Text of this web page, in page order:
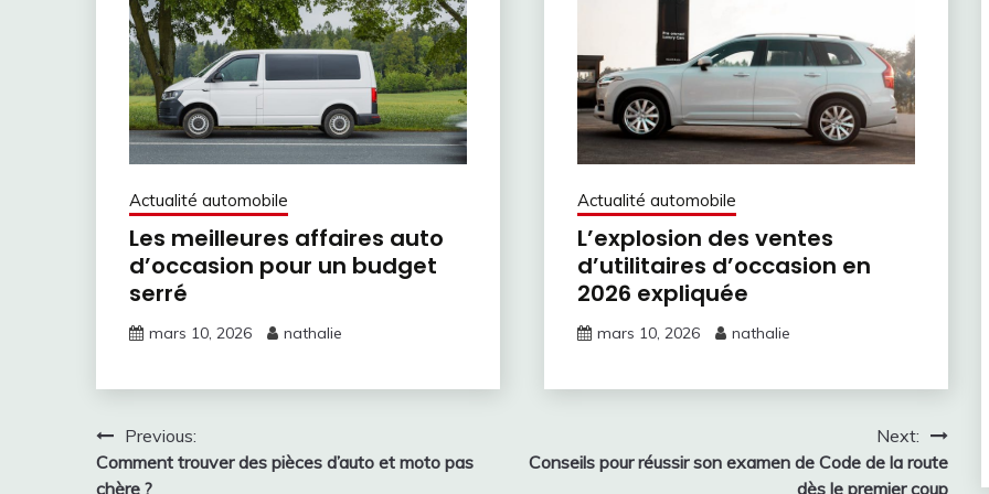
Actualité automobile
Les meilleures affaires auto
d’occasion pour un budget
serré
mars 10, 2026 nathalie
Actualité automobile
L’explosion des ventes
d’utilitaires d’occasion en
2026 expliquée
mars 10, 2026 nathalie
Navigation
de
Previous:
Comment trouver des pièces d’auto et moto pas
chère ?
Next:
Conseils pour réussir son examen de Code de la route
dès le premier coup